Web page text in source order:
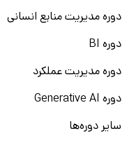
دوره مدیریت منابع انسانی
دوره BI
دوره مدیریت عملکرد
دوره Generative AI
سایر دوره‌ها